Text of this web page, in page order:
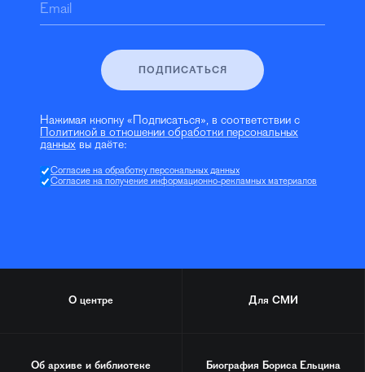
Email
ПОДПИСАТЬСЯ
Нажимая кнопку «Подписаться», в соответствии с
Политикой в отношении обработки персональных
данных вы даёте:
Согласие на обработку персональных данных
Согласие на получение информационно-рекламных материалов
О центре Для СМИ
Об архиве и библиотеке Биография Бориса Ельцина